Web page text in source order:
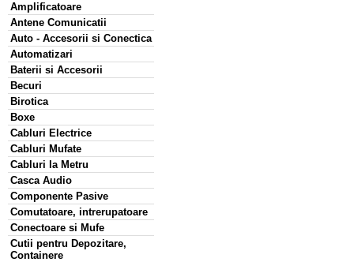
Amplificatoare
Antene Comunicatii
Auto - Accesorii si Conectica
Automatizari
Baterii si Accesorii
Becuri
Birotica
Boxe
Cabluri Electrice
Cabluri Mufate
Cabluri la Metru
Casca Audio
Componente Pasive
Comutatoare, intrerupatoare
Conectoare si Mufe
Cutii pentru Depozitare,
Containere